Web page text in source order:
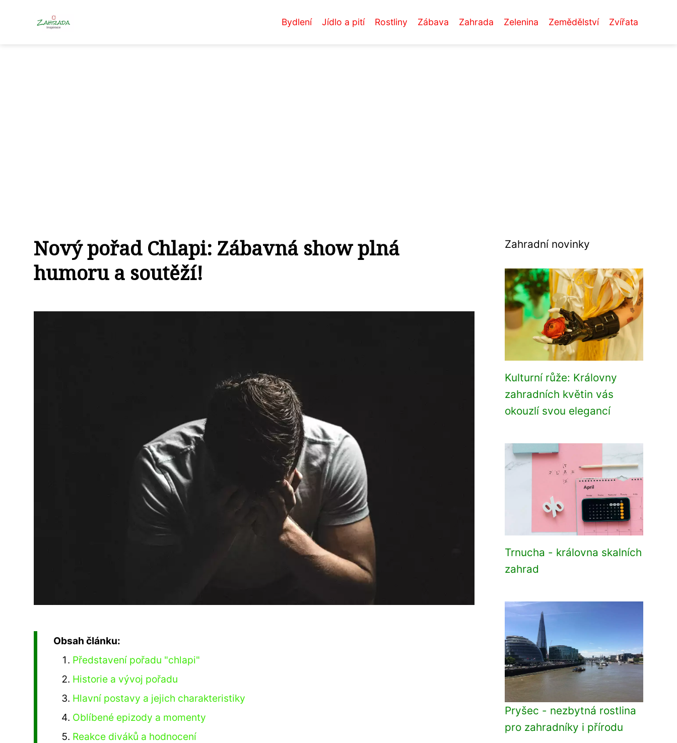
Bydlení Jídlo a pití Rostliny Zábava Zahrada Zelenina Zemědělství Zvířata
Nový pořad Chlapi: Zábavná show plná
humoru a soutěží!
Obsah článku:
Představení pořadu "chlapi"
Historie a vývoj pořadu
Hlavní postavy a jejich charakteristiky
Oblíbené epizody a momenty
Reakce diváků a hodnocení
Zahradní novinky
Kulturní růže: Královny
zahradních květin vás
okouzlí svou elegancí
Trnucha - královna skalních
zahrad
Pryšec - nezbytná rostlina
pro zahradníky i přírodu